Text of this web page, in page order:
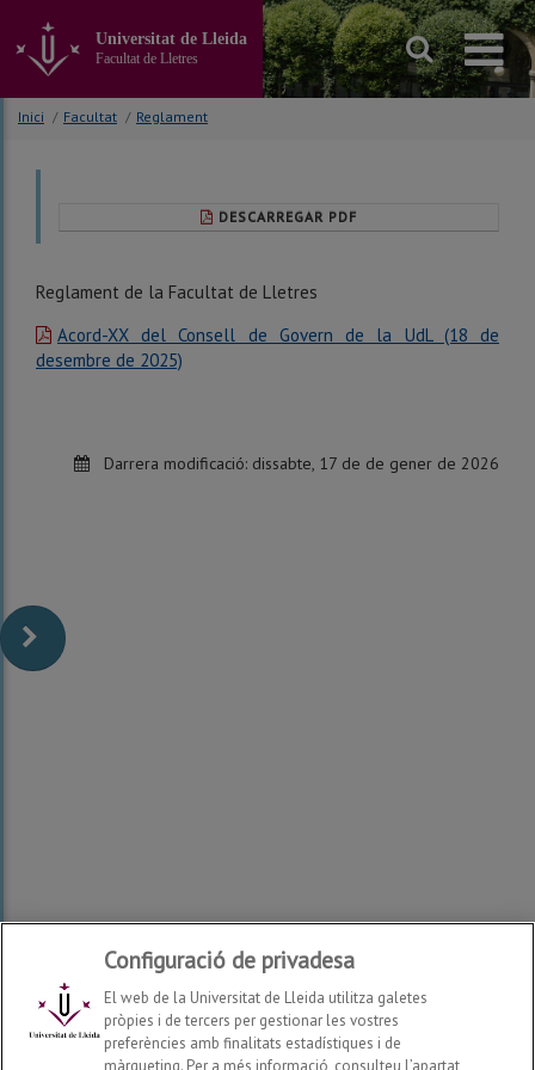
contingut
principal
Universitat de Lleida
Facultat de Lletres
Inici / Facultat / Reglament
DESCARREGAR PDF
Reglament de la Facultat de Lletres
Acord-XX del Consell de Govern de la UdL (18 de
desembre de 2025)
Darrera modificació: dissabte, 17 de de gener de 2026
Facultat de Lletres2026© | Tel: (+34 ) 973 702064 -
973 702108 - 973 703167
Configuració de privadesa
El web de la Universitat de Lleida utilitza galetes
pròpies i de tercers per gestionar les vostres
preferències amb finalitats estadístiques i de
màrqueting. Per a més informació, consulteu l’apartat